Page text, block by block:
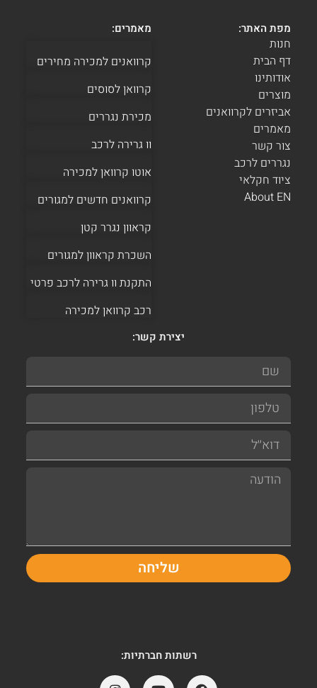
מפת האתר:
חנות
דף הבית
אודותינו
מוצרים
אביזרים לקרוואנים
מאמרים
צור קשר
נגררים לרכב
ציוד חקלאי
About EN
מאמרים:
קרוואנים למכירה מחירים
קרוואן לסוסים
מכירת נגררים
וו גרירה לרכב
אוטו קרוואן למכירה
קרוואנים חדשים למגורים
קראוון נגרר קטן
השכרת קראוון למגורים
התקנת וו גרירה לרכב פרטי
רכב קרוואן למכירה
יצירת קשר:
שליחה
רשתות חברתיות: